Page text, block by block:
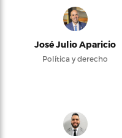
José Julio Aparicio
Política y derecho